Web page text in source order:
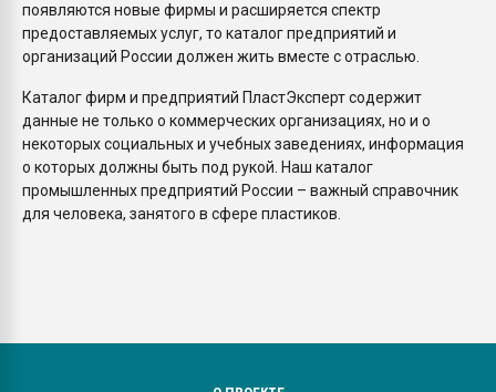
появляются новые фирмы и расширяется спектр
предоставляемых услуг, то каталог предприятий и
организаций России должен жить вместе с отраслью.
Каталог фирм и предприятий ПластЭксперт содержит
данные не только о коммерческих организациях, но и о
некоторых социальных и учебных заведениях, информация
о которых должны быть под рукой. Наш каталог
промышленных предприятий России – важный справочник
для человека, занятого в сфере пластиков.